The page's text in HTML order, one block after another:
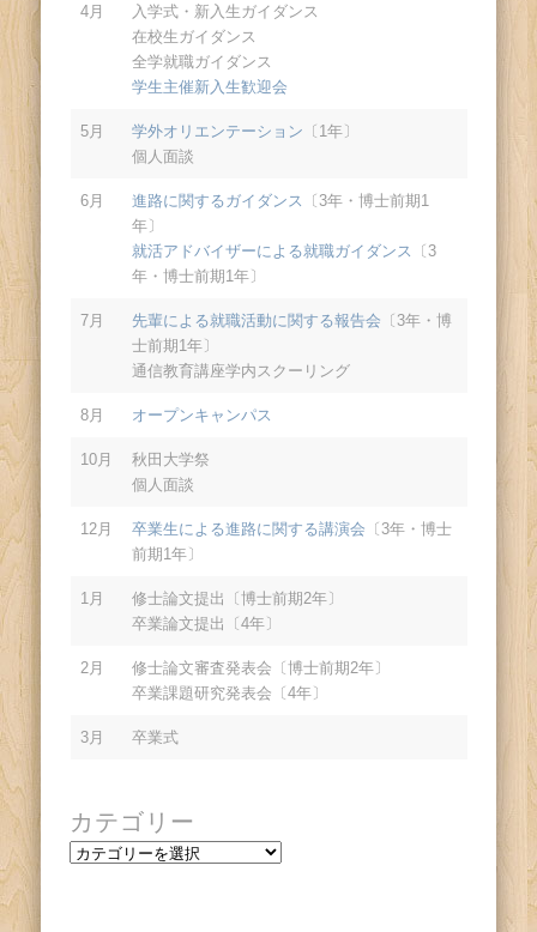
4月
入学式・新入生ガイダンス
在校生ガイダンス
全学就職ガイダンス
学生主催新入生歓迎会
5月 学外オリエンテーション 〔1年〕
個人面談
6月 進路に関するガイダンス 〔3年・博士前期1
年〕
就活アドバイザーによる就職ガイダンス 〔3
年・博士前期1年〕
7月 先輩による就職活動に関する報告会 〔3年・博
士前期1年〕
通信教育講座学内スクーリング
8月 オープンキャンパス
10月
秋田大学祭
個人面談
12月 卒業生による進路に関する講演会 〔3年・博士
前期1年〕
1月
修士論文提出〔博士前期2年〕
卒業論文提出〔4年〕
2月
修士論文審査発表会〔博士前期2年〕
卒業課題研究発表会〔4年〕
3月 卒業式
カテゴリー
カ